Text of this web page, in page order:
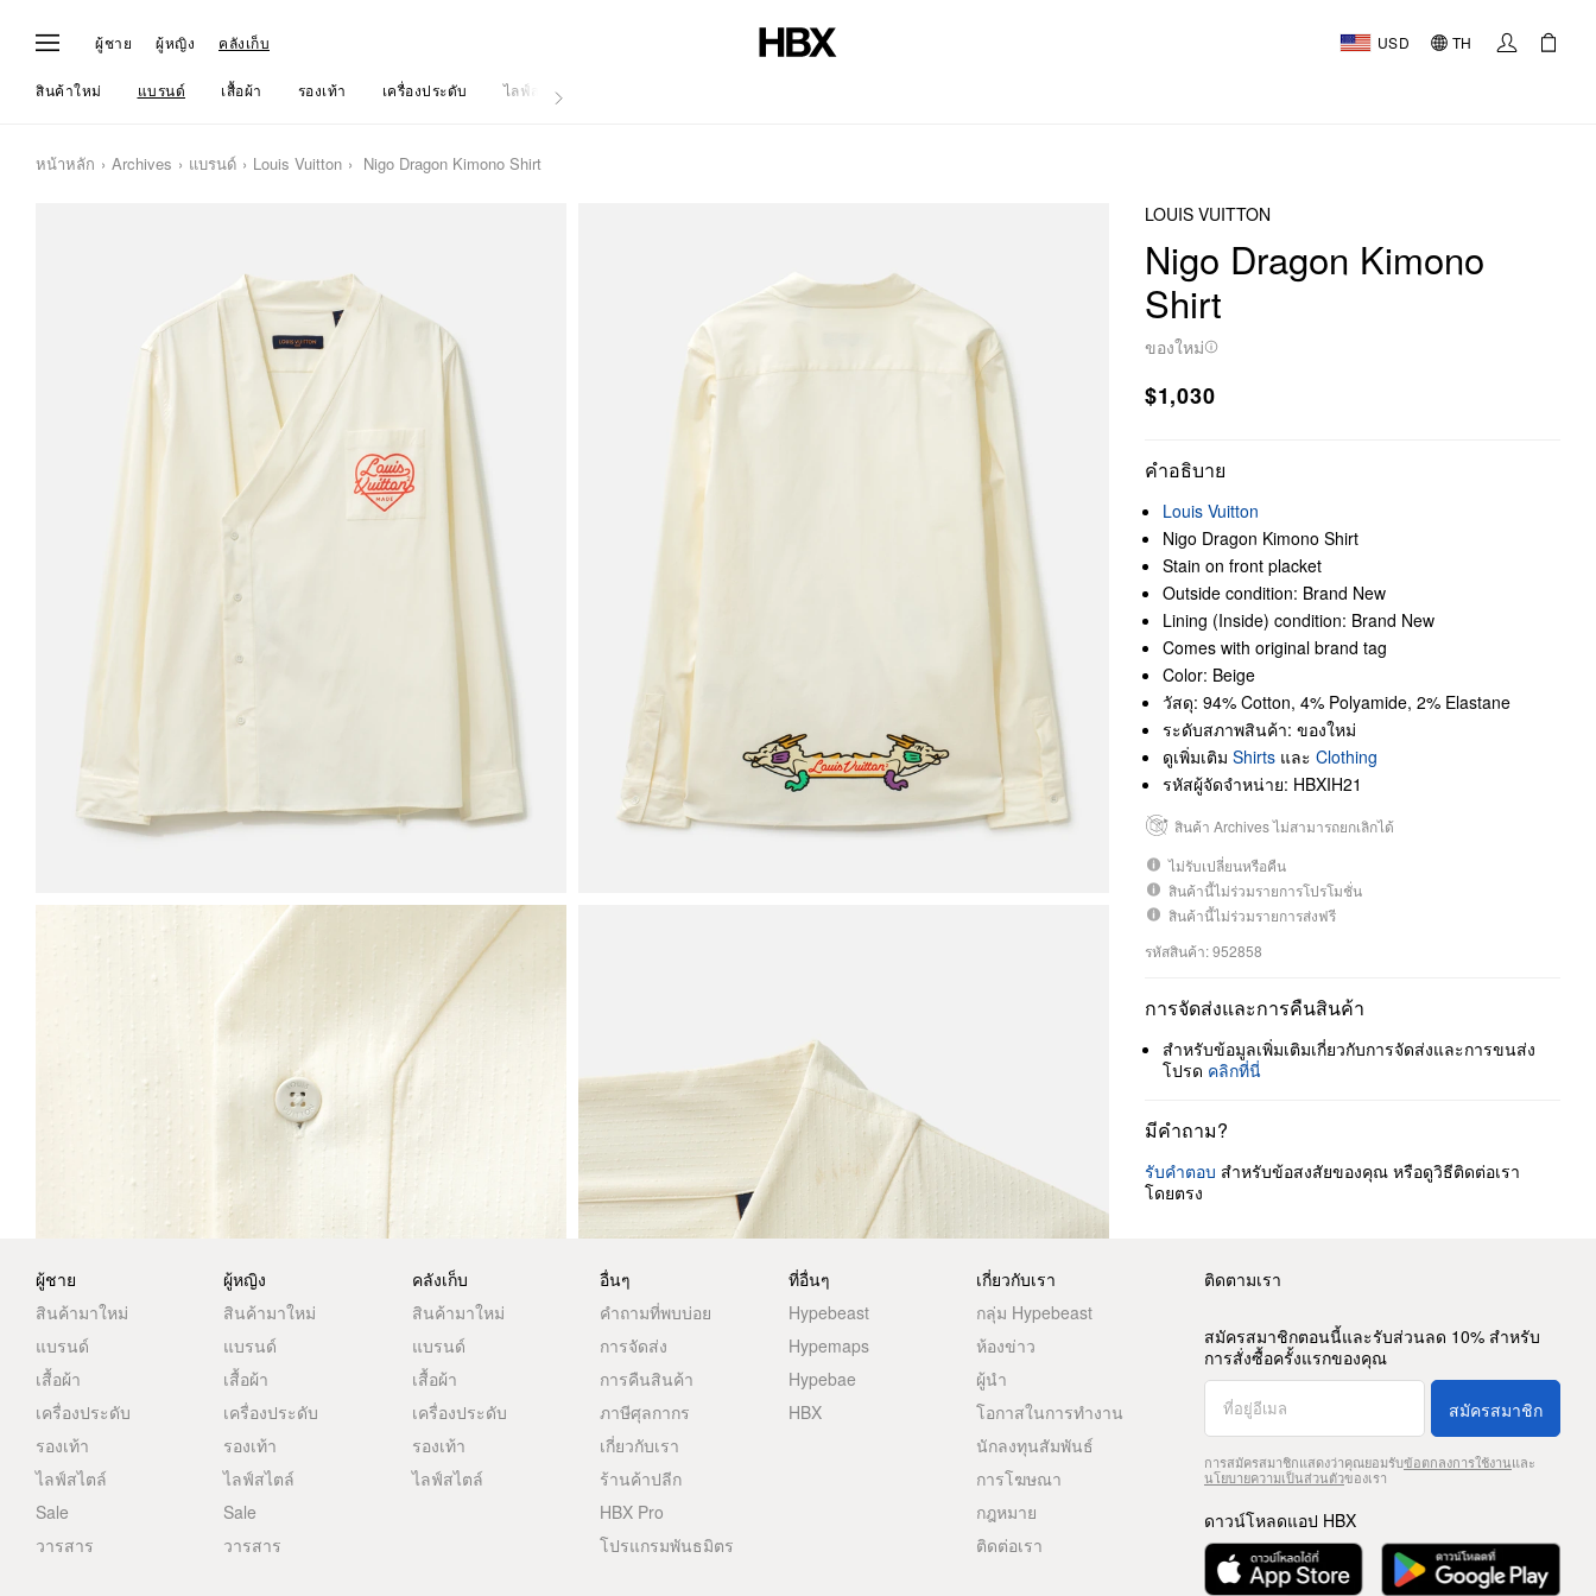
ผู้ชาย ผู้หญิง คลังเก็บ USD TH
สินค้าใหม่ แบรนด์ เสื้อผ้า รองเท้า เครื่องประดับ ไลฟ์สไตล์
หน้าหลัก Archives แบรนด์ Louis Vuitton Nigo Dragon Kimono Shirt
LOUIS VUITTON
Nigo Dragon Kimono
Shirt
ของใหม่
$1,030
คำอธิบาย
Louis Vuitton
Nigo Dragon Kimono Shirt
Stain on front placket
Outside condition: Brand New
Lining (Inside) condition: Brand New
Comes with original brand tag
Color: Beige
วัสดุ: 94% Cotton, 4% Polyamide, 2% Elastane
ระดับสภาพสินค้า: ของใหม่
ดูเพิ่มเติม Shirts และ Clothing
รหัสผู้จัดจำหน่าย: HBXIH21
สินค้า Archives ไม่สามารถยกเลิกได้
ไม่รับเปลี่ยนหรือคืน
สินค้านี้ไม่ร่วมรายการโปรโมชั่น
สินค้านี้ไม่ร่วมรายการส่งฟรี
รหัสสินค้า: 952858
การจัดส่งและการคืนสินค้า
สำหรับข้อมูลเพิ่มเติมเกี่ยวกับการจัดส่งและการขนส่ง
โปรด คลิกที่นี่
มีคำถาม?
รับคำตอบ สำหรับข้อสงสัยของคุณ หรือดูวิธีติดต่อเรา
โดยตรง
ผู้ชาย
สินค้ามาใหม่
แบรนด์
เสื้อผ้า
เครื่องประดับ
รองเท้า
ไลฟ์สไตล์
Sale
วารสาร
ผู้หญิง
สินค้ามาใหม่
แบรนด์
เสื้อผ้า
เครื่องประดับ
รองเท้า
ไลฟ์สไตล์
Sale
วารสาร
คลังเก็บ
สินค้ามาใหม่
แบรนด์
เสื้อผ้า
เครื่องประดับ
รองเท้า
ไลฟ์สไตล์
อื่นๆ
คำถามที่พบบ่อย
การจัดส่ง
การคืนสินค้า
ภาษีศุลกากร
เกี่ยวกับเรา
ร้านค้าปลีก
HBX Pro
โปรแกรมพันธมิตร
ที่อื่นๆ
Hypebeast
Hypemaps
Hypebae
HBX
เกี่ยวกับเรา
กลุ่ม Hypebeast
ห้องข่าว
ผู้นำ
โอกาสในการทำงาน
นักลงทุนสัมพันธ์
การโฆษณา
กฎหมาย
ติดต่อเรา
ติดตามเรา
สมัครสมาชิกตอนนี้และรับส่วนลด 10% สำหรับ
การสั่งซื้อครั้งแรกของคุณ
สมัครสมาชิก
การสมัครสมาชิกแสดงว่าคุณยอมรับข้อตกลงการใช้งานและ
นโยบายความเป็นส่วนตัวของเรา
ดาวน์โหลดแอป HBX